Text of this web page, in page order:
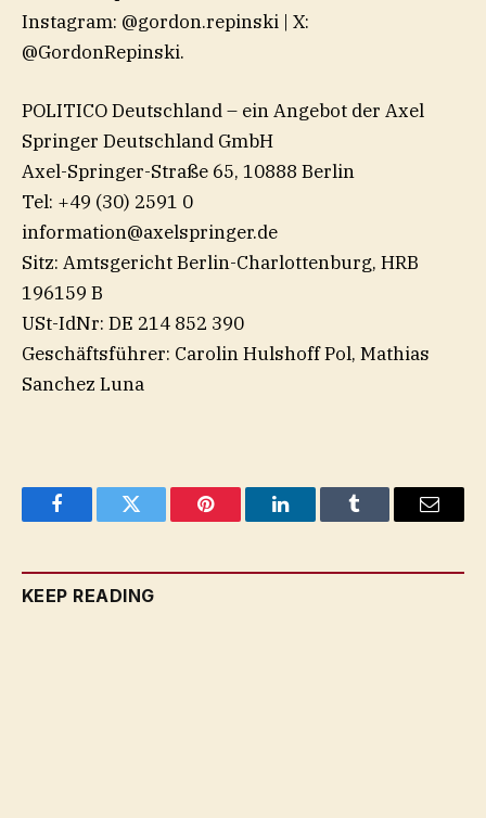
Instagram: ⁠@gordon.repinski⁠ | X:
⁠@GordonRepinski⁠.
POLITICO Deutschland – ein Angebot der Axel
Springer Deutschland GmbH
Axel-Springer-Straße 65, 10888 Berlin
Tel: +49 (30) 2591 0
information@axelspringer.de
Sitz: Amtsgericht Berlin-Charlottenburg, HRB
196159 B
USt-IdNr: DE 214 852 390
Geschäftsführer: Carolin Hulshoff Pol, Mathias
Sanchez Luna
FacebookTwitter Pinterest LinkedInTumblr Email
KEEP READING